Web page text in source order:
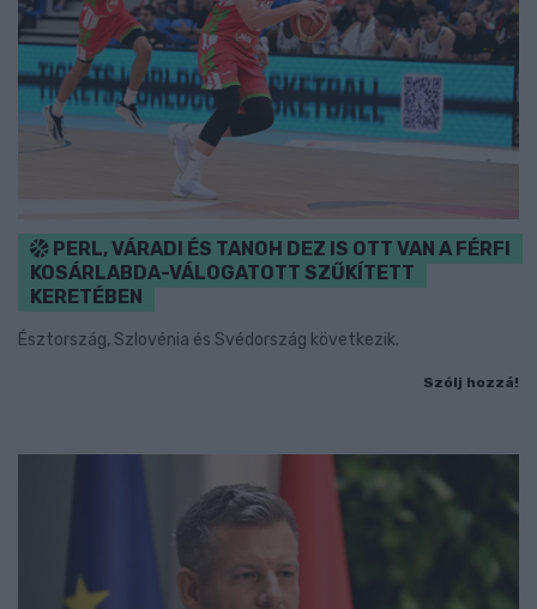
PERL, VÁRADI ÉS TANOH DEZ IS OTT VAN A FÉRFI
KOSÁRLABDA-VÁLOGATOTT SZŰKÍTETT
KERETÉBEN
Észtország, Szlovénia és Svédország következik.
Szólj hozzá!